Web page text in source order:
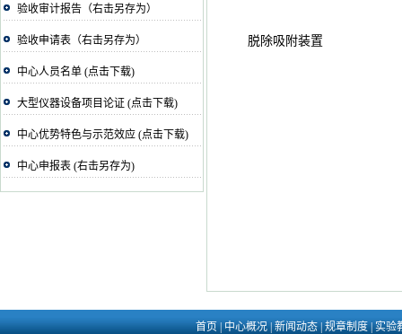
验收审计报告（右击另存为）
验收申请表（右击另存为）
中心人员名单 (点击下载)
大型仪器设备项目论证 (点击下载)
中心优势特色与示范效应 (点击下载)
中心申报表 (右击另存为)
脱除吸附装置
首页|中心概况|新闻动态|规章制度|实验